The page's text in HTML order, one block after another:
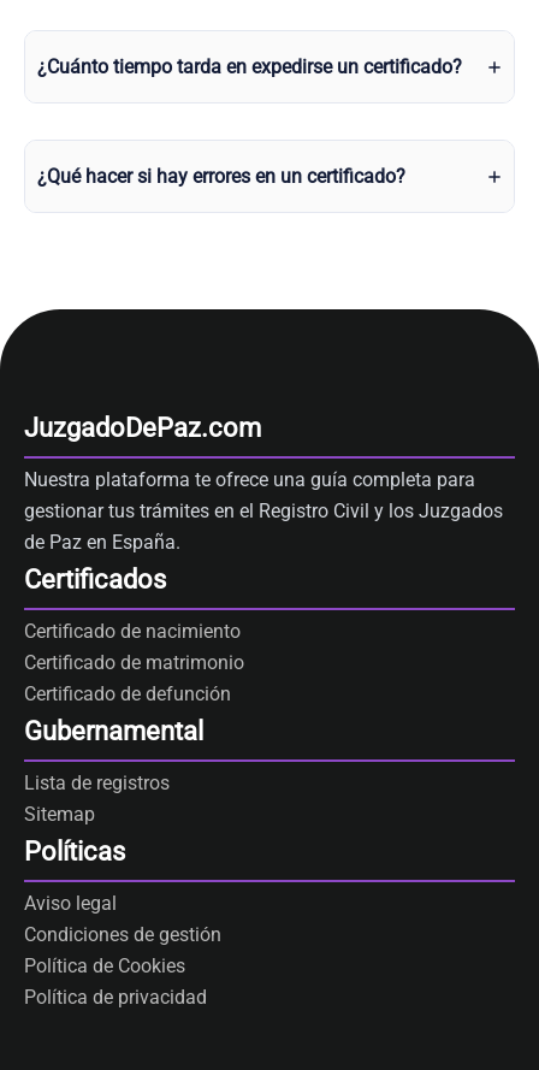
¿Cuánto tiempo tarda en expedirse un certificado?
¿Qué hacer si hay errores en un certificado?
JuzgadoDePaz.com
Nuestra plataforma te ofrece una guía completa para
gestionar tus trámites en el Registro Civil y los Juzgados
de Paz en España.
Certificados
Certificado de nacimiento
Certificado de matrimonio
Certificado de defunción
Gubernamental
Lista de registros
Sitemap
Políticas
Aviso legal
Condiciones de gestión
Política de Cookies
Política de privacidad